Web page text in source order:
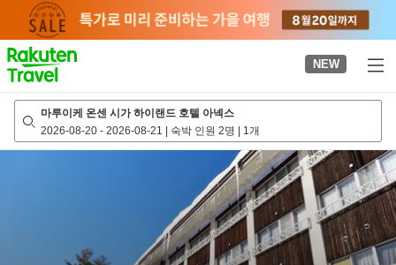
page
NEW
마루이케 온센 시가 하이랜드 호텔 아넥스
2026-08-20 - 2026-08-21 | 숙박 인원 2명 | 1개